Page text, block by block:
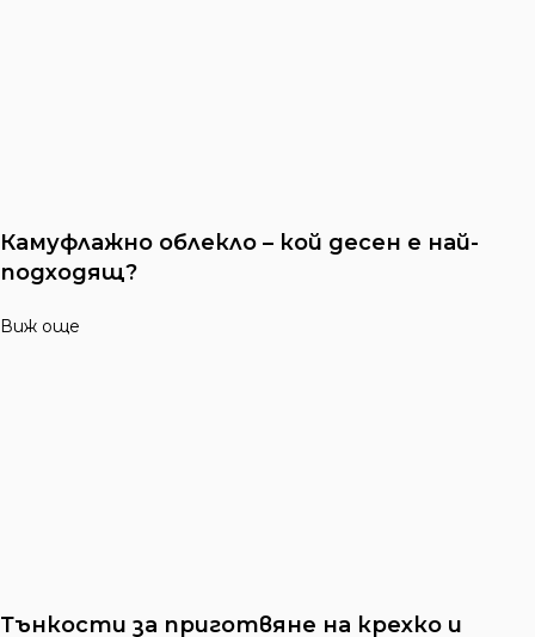
Камуфлажно облекло – кой десен е най-
подходящ?
Виж още
Тънкости за приготвяне на крехко и